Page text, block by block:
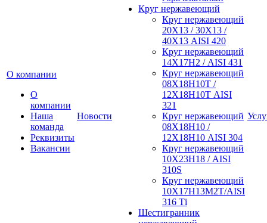
О компании
О
компании
Наша
команда
Реквизиты
Вакансии
Новости
Круг нержавеющий
Круг нержавеющий
20Х13 / 30Х13 /
40Х13 AISI 420
Круг нержавеющий
14Х17Н2 / AISI 431
Круг нержавеющий
08Х18Н10Т /
12Х18Н10Т AISI
321
Круг нержавеющий
08Х18Н10 /
12Х18Н10 AISI 304
Круг нержавеющий
10Х23Н18 / AISI
310S
Круг нержавеющий
10Х17Н13М2Т/AISI
316 Тi
Шестигранник